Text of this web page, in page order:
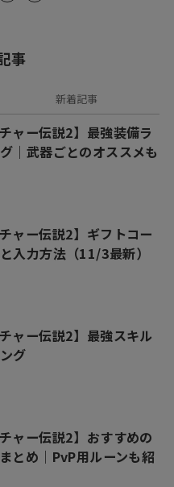
事
新着記事
チャー伝説2】最強装備ラ
｜武器ごとのオススメも
チャー伝説2】ギフトコー
入力方法（11/3最新）
チャー伝説2】最強スキル
グ
チャー伝説2】おすすめの
とめ｜PvP用ルーンも紹